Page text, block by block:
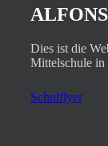
Dies ist die
Mittelschule in
Schulflyer